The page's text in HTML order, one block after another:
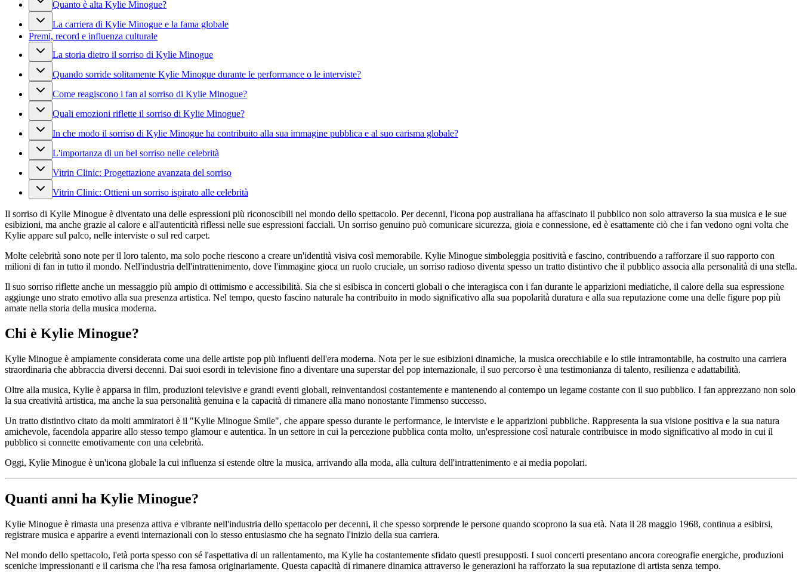
Quanto è alta Kylie Minogue?
La carriera di Kylie Minogue e la fama globale
Premi, record e influenza culturale
La storia dietro il sorriso di Kylie Minogue
Quando sorride solitamente Kylie Minogue durante le performance o le interviste?
Come reagiscono i fan al sorriso di Kylie Minogue?
Quali emozioni riflette il sorriso di Kylie Minogue?
In che modo il sorriso di Kylie Minogue ha contribuito alla sua immagine pubblica e al suo carisma globale?
L'importanza di un bel sorriso nelle celebrità
Vitrin Clinic: Progettazione avanzata del sorriso
Vitrin Clinic: Ottieni un sorriso ispirato alle celebrità
Il sorriso di Kylie Minogue è diventato una delle espressioni più riconoscibili nel mondo dello spettacolo. Per decenni, l'icona pop australiana ha affascinato il pubblico non solo attraverso la sua musica e le sue
esibizioni, ma anche grazie al calore e all'autenticità riflessi nelle sue espressioni facciali. Un sorriso genuino può comunicare sicurezza, gioia e connessione, ed è esattamente ciò che i fan vedono ogni volta che
Kylie appare sul palco, nelle interviste o sul red carpet.
Molte celebrità sono note per il loro talento, ma solo poche riescono a creare un'identità visiva così memorabile. Kylie Minogue simboleggia positività e fascino, contribuendo a rafforzare il suo rapporto con
milioni di fan in tutto il mondo. Nell'industria dell'intrattenimento, dove l'immagine gioca un ruolo cruciale, un sorriso radioso diventa spesso un tratto distintivo che il pubblico associa alla personalità di una stella.
Il suo sorriso riflette anche un messaggio più ampio di ottimismo e accessibilità. Sia che si esibisca in concerti globali o che interagisca con i fan durante le apparizioni mediatiche, il calore della sua espressione
aggiunge uno strato emotivo alla sua presenza artistica. Nel tempo, questo fascino naturale ha contribuito in modo significativo alla sua popolarità duratura e alla sua reputazione come una delle figure pop più
amate nella storia della musica moderna.
Chi è Kylie Minogue?
Kylie Minogue è ampiamente considerata come una delle artiste pop più influenti dell'era moderna. Nota per le sue esibizioni dinamiche, la musica orecchiabile e lo stile intramontabile, ha costruito una carriera
straordinaria che abbraccia diversi decenni. Dai suoi esordi in televisione fino a diventare una superstar del pop internazionale, il suo percorso è una testimonianza di talento, resilienza e adattabilità.
Oltre alla musica, Kylie è apparsa in film, produzioni televisive e grandi eventi globali, reinventandosi costantemente e mantenendo al contempo un legame costante con il suo pubblico. I fan apprezzano non solo
la sua creatività artistica, ma anche la sua personalità genuina e la capacità di rimanere alla mano nonostante l'immenso successo.
Un tratto distintivo citato da molti ammiratori è il "Kylie Minogue Smile", che appare spesso durante le performance, le interviste e le apparizioni pubbliche. Rappresenta la sua visione positiva e la sua natura
amichevole, facendola apparire allo stesso tempo glamour e autentica. In un settore in cui la percezione pubblica conta molto, un'espressione così naturale contribuisce in modo significativo al modo in cui il
pubblico si connette emotivamente con una celebrità.
Oggi, Kylie Minogue è un'icona globale la cui influenza si estende oltre la musica, arrivando alla moda, alla cultura dell'intrattenimento e ai media popolari.
Quanti anni ha Kylie Minogue?
Kylie Minogue è rimasta una presenza attiva e vibrante nell'industria dello spettacolo per decenni, il che spesso sorprende le persone quando scoprono la sua età. Nata il 28 maggio 1968, continua a esibirsi,
registrare musica e apparire a eventi internazionali con lo stesso entusiasmo che ha segnato l'inizio della sua carriera.
Nel mondo dello spettacolo, l'età porta spesso con sé l'aspettativa di un rallentamento, ma Kylie ha costantemente sfidato questi presupposti. I suoi concerti presentano ancora coreografie energiche, produzioni
sceniche impressionanti e il carisma che l'ha resa famosa originariamente. Questa capacità di rimanere dinamica attraverso le generazioni ha rafforzato la sua reputazione di artista senza tempo.